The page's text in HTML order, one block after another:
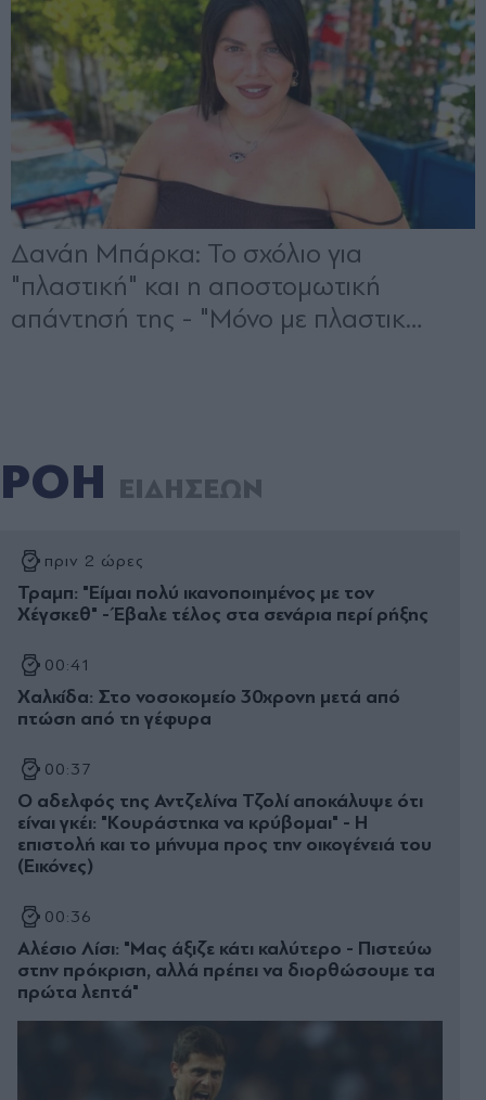
ΡΟΗ ΕΙΔΗΣΕΩΝ
πριν 2 ώρες
Τραμπ: "Είμαι πολύ ικανοποιημένος με τον
Χέγσκεθ" - Έβαλε τέλος στα σενάρια περί ρήξης
00:41
Χαλκίδα: Στο νοσοκομείο 30χρονη μετά από
πτώση από τη γέφυρα
00:37
Ο αδελφός της Αντζελίνα Τζολί αποκάλυψε ότι
είναι γκέι: "Κουράστηκα να κρύβομαι" - Η
επιστολή και το μήνυμα προς την οικογένειά του
(Εικόνες)
00:36
Αλέσιο Λίσι: "Μας άξιζε κάτι καλύτερο - Πιστεύω
στην πρόκριση, αλλά πρέπει να διορθώσουμε τα
πρώτα λεπτά"